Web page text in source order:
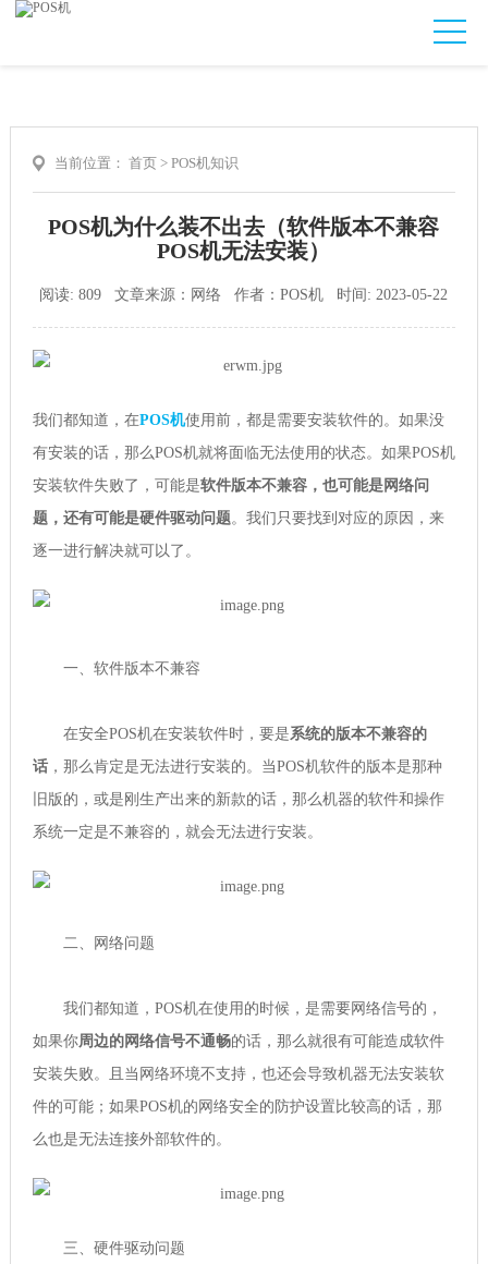
当前位置： 首页> POS机知识
POS机为什么装不出去（软件版本不兼容
POS机无法安装）
阅读: 809 文章来源：网络 作者：POS机 时间: 2023-05-22
我们都知道，在POS机使用前，都是需要安装软件的。如果没
有安装的话，那么POS机就将面临无法使用的状态。如果POS机
安装软件失败了，可能是软件版本不兼容，也可能是网络问
题，还有可能是硬件驱动问题。我们只要找到对应的原因，来
逐一进行解决就可以了。
一、软件版本不兼容
在安全POS机在安装软件时，要是系统的版本不兼容的
话，那么肯定是无法进行安装的。当POS机软件的版本是那种
旧版的，或是刚生产出来的新款的话，那么机器的软件和操作
系统一定是不兼容的，就会无法进行安装。
二、网络问题
我们都知道，POS机在使用的时候，是需要网络信号的，
如果你周边的网络信号不通畅的话，那么就很有可能造成软件
安装失败。且当网络环境不支持，也还会导致机器无法安装软
件的可能；如果POS机的网络安全的防护设置比较高的话，那
么也是无法连接外部软件的。
三、硬件驱动问题